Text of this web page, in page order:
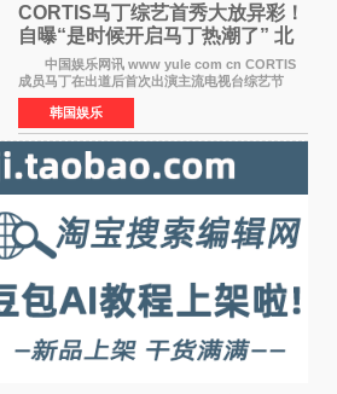
CORTIS马丁综艺首秀大放异彩！
自曝“是时候开启马丁热潮了” 北
美巡演火热进行中
中国娱乐网讯 www yule com cn CORTIS
成员马丁在出道后首次出演主流电视台综艺节
目，展现了多才多艺的魅力。 马丁出演了5日
播出的MBC《Radio Star》Fashion与Passion
之间，I&lsquo;m
韩国娱乐